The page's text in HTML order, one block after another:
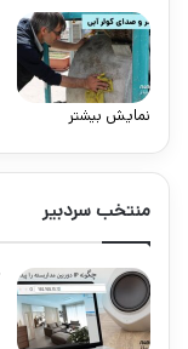
نمایش بیشتر
منتخب سردبیر